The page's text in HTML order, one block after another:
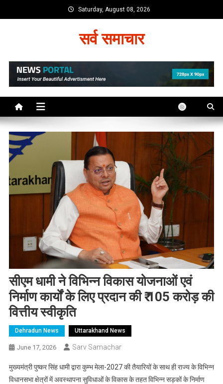
to
Saturday, August 08, 2026
सर्व समाचार
सीएम धामी ने विभिन्न विकास योजनाओं एवं
निर्माण कार्यों के लिए प्रदान की ₹ 105 करोड़ की
वित्तीय स्वीकृति
Dehradun News Uttarakhand News
June 17, 2026 Sarv Samachar
मुख्यमंत्री पुष्कर सिंह धामी द्वारा कुम्भ मेला-2027 की तैयारियों के साथ ही राज्य के विभिन्न
विधानसभा क्षेत्रों में अवस्थापना सुविधाओं के विकास के तहत विभिन्न सड़कों के निर्माण